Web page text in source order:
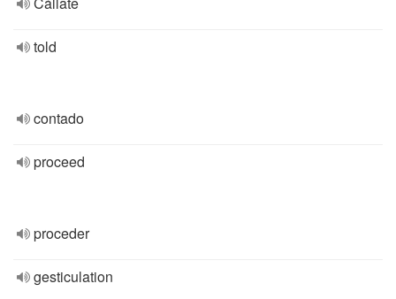
told
contado
proceed
proceder
gesticulation